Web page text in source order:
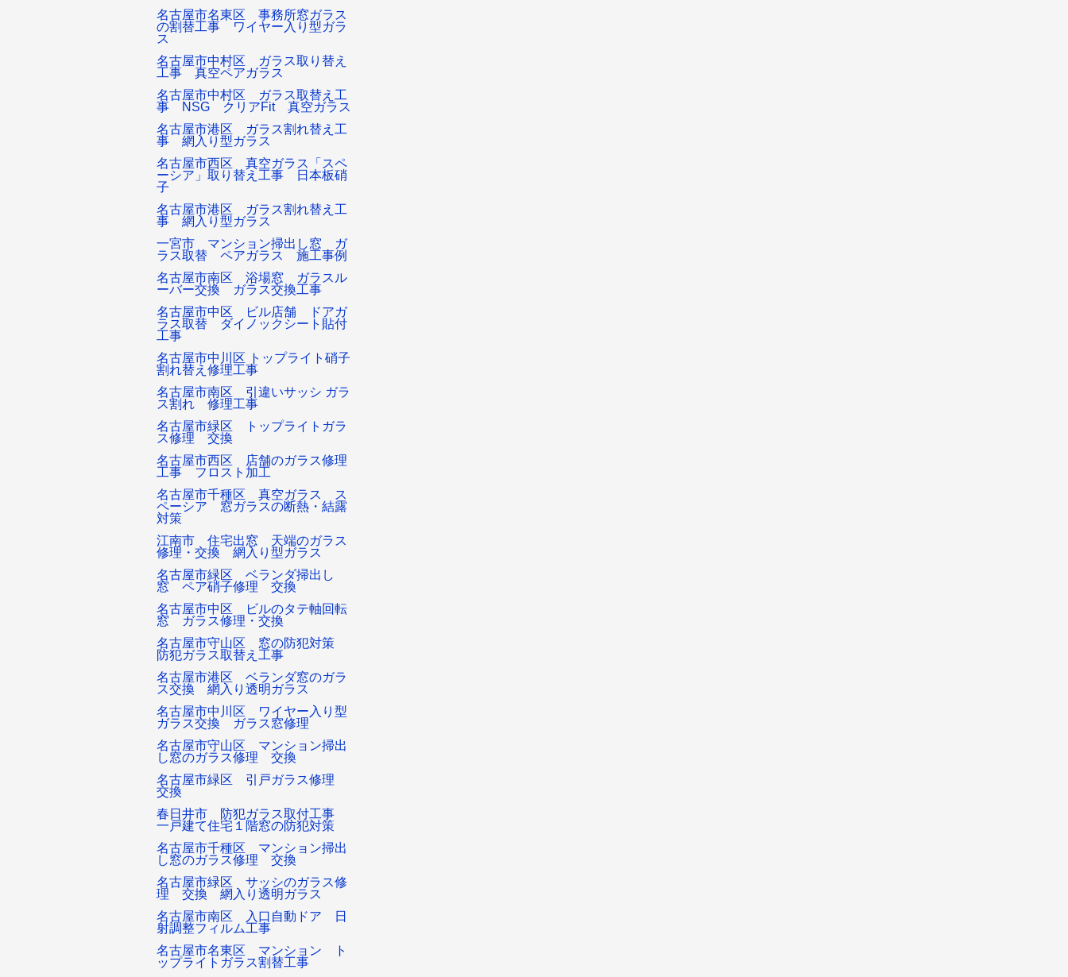
名古屋市名東区 事務所窓ガラス
の割替工事 ワイヤー入り型ガラ
ス
名古屋市中村区 ガラス取り替え
工事 真空ペアガラス
名古屋市中村区 ガラス取替え工
事 NSG クリアFit 真空ガラス
名古屋市港区 ガラス割れ替え工
事 網入り型ガラス
名古屋市西区 真空ガラス「スペ
ーシア」取り替え工事 日本板硝
子
名古屋市港区 ガラス割れ替え工
事 網入り型ガラス
一宮市 マンション掃出し窓 ガ
ラス取替 ペアガラス 施工事例
名古屋市南区 浴場窓 ガラスル
ーバー交換 ガラス交換工事
名古屋市中区 ビル店舗 ドアガ
ラス取替 ダイノックシート貼付
工事
名古屋市中川区 トップライト硝子
割れ替え修理工事
名古屋市南区 引違いサッシ ガラ
ス割れ 修理工事
名古屋市緑区 トップライトガラ
ス修理 交換
名古屋市西区 店舗のガラス修理
工事 フロスト加工
名古屋市千種区 真空ガラス ス
ペーシア 窓ガラスの断熱・結露
対策
江南市 住宅出窓 天端のガラス
修理・交換 網入り型ガラス
名古屋市緑区 ベランダ掃出し
窓 ペア硝子修理 交換
名古屋市中区 ビルのタテ軸回転
窓 ガラス修理・交換
名古屋市守山区 窓の防犯対策
防犯ガラス取替え工事
名古屋市港区 ベランダ窓のガラ
ス交換 網入り透明ガラス
名古屋市中川区 ワイヤー入り型
ガラス交換 ガラス窓修理
名古屋市守山区 マンション掃出
し窓のガラス修理 交換
名古屋市緑区 引戸ガラス修理
交換
春日井市 防犯ガラス取付工事
一戸建て住宅１階窓の防犯対策
名古屋市千種区 マンション掃出
し窓のガラス修理 交換
名古屋市緑区 サッシのガラス修
理 交換 網入り透明ガラス
名古屋市南区 入口自動ドア 日
射調整フィルム工事
名古屋市名東区 マンション ト
ップライトガラス割替工事